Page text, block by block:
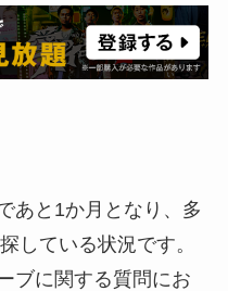
あと1か月となり、多
している状況です。
ブに関する質問にお